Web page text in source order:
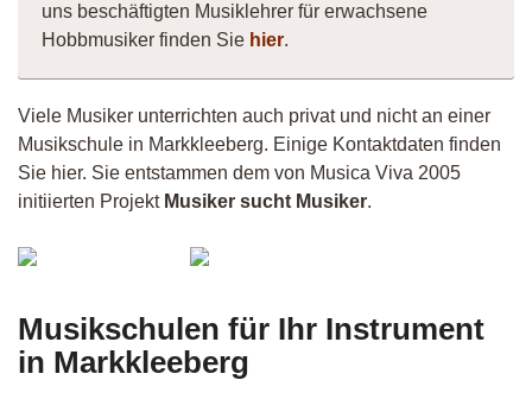
uns beschäftigten Musiklehrer für erwachsene
Hobbmusiker finden Sie hier.
Viele Musiker unterrichten auch privat und nicht an einer
Musikschule in Markkleeberg. Einige Kontaktdaten finden
Sie hier. Sie entstammen dem von Musica Viva 2005
initiierten Projekt Musiker sucht Musiker.
Musikschulen für Ihr Instrument
in Markkleeberg